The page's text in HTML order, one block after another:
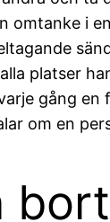
omtanke i
platser
gång en
om en